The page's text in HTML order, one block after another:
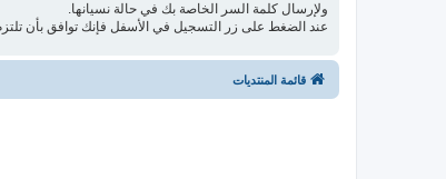
ولإرسال كلمة السر الخاصة بك في حالة نسيانها.
عند الضغط على زر التسجيل في الأسفل فإنك توافق بأن تلتزم
قائمة المنتديات